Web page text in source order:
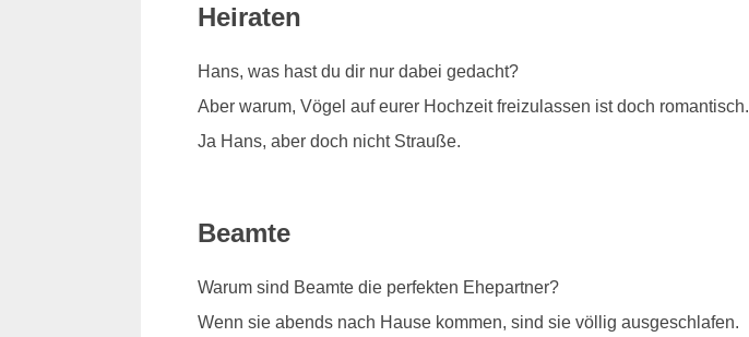
Heiraten
Hans, was hast du dir nur dabei gedacht?
Aber warum, Vögel auf eurer Hochzeit freizulassen ist doch romantisch.
Ja Hans, aber doch nicht Strauße.
Beamte
Warum sind Beamte die perfekten Ehepartner?
Wenn sie abends nach Hause kommen, sind sie völlig ausgeschlafen.